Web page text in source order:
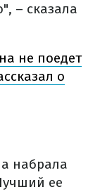
– сказала
не поедет
о
набрала
ее